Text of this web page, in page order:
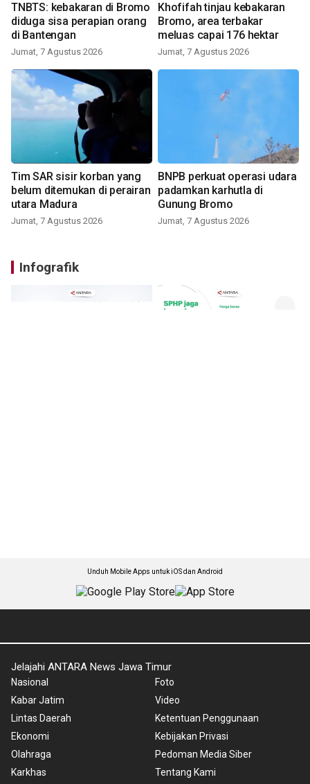
TNBTS: kebakaran di Bromo
diduga sisa perapian orang
di Bantengan
Jumat, 7 Agustus 2026
Khofifah tinjau kebakaran
Bromo, area terbakar
meluas capai 176 hektar
Jumat, 7 Agustus 2026
Tim SAR sisir korban yang
belum ditemukan di perairan
utara Madura
Jumat, 7 Agustus 2026
BNPB perkuat operasi udara
padamkan karhutla di
Gunung Bromo
Jumat, 7 Agustus 2026
Infografik
Unduh Mobile Apps untuk iOS dan Android
Jelajahi ANTARA News Jawa Timur
Nasional
Kabar Jatim
Lintas Daerah
Ekonomi
Olahraga
Karkhas
Foto
Video
Ketentuan Penggunaan
Kebijakan Privasi
Pedoman Media Siber
Tentang Kami